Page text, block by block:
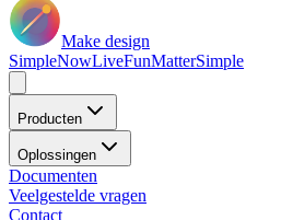
Make design
SimpleNowLiveFunMatterSimple
Producten
Oplossingen
Documenten
Veelgestelde vragen
Contact